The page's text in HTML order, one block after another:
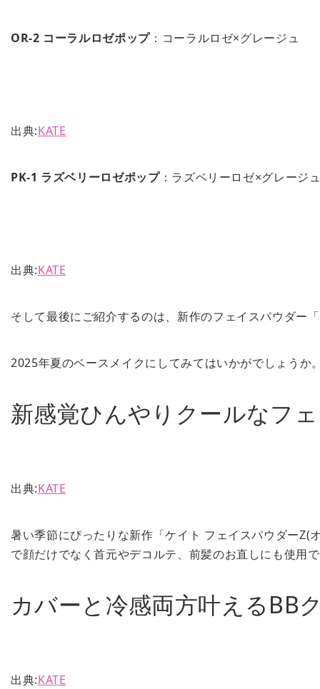
OR-2 コーラルロゼポップ ：コーラルロゼ×グレージュ
出典:KATE
PK-1 ラズベリーロゼポップ：ラズベリーロゼ×グレージ
出典:KATE
そして最後にご紹介するのは、新作のフェイスパウダー
2025年夏のベースメイクにしてみてはいかがでしょうか
新感覚ひんやりクールなフ
出典:KATE
暑い季節にぴったりな新作「ケイト フェイスパウダー
で顔だけでなく首元やデコルテ、前髪のお直しにも使用
カバーと冷感両方叶えるBB
出典:KATE